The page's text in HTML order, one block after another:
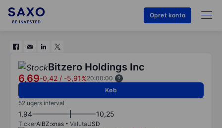
Opret konto
Bitzero Holdings Inc
6,69-0,42 / -5,91%20:00:00
Køb
52 ugers interval
1,94 10,25
TickerAIBZ:xnas ValutaUSD